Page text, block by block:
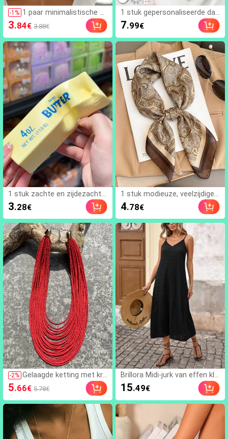
-1 % 1 paar minimalistische o
orbellen met meerdere d
unne ringen, voor dagelijk
s gebruik door vrouwen,
verjaardagscadeau
3.84€ 3.88€
1 stuk zachte en zijdezachte
stressverlichtende, squishy, s
ensorische, langzaam terugs
pringende handknijper, stress
bal, fidget voor volwassenen,
vochtig en elastisch, verlicht
angst, geschikt voor klasloka
al, kantoorontspanning, bure
auversiering, klaslokaalbeloni
ng, feestcadeau en vakantiec
adeau, stemmingsverbeteren
d
3.28€
-2% Gelaagde ketting met kra
len
5.66€ 5.78€
1 stuk gepersonaliseerde da
meslingerie met letter, uniek
exclusief ontwerp, perfect ca
deau voor vrouw, vriendin op
feestdagen en jubilea, voor h
aar
7.99€
1 stuk modieuze, veelzijdige
bandana-sjaal voor dames m
et paisleyprint, 70 x 70 cm, b
oho casual sjaal/omslagdoek
voor bescherming tegen de z
4.78€
Brillora Midi-jurk van effen kle
ur geweven spaghettibandjes
met textuur, ideaal voor vaka
ntie
15.49€